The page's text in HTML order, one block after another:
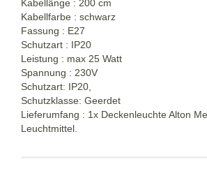
Kabellänge : 200 cm
Kabellfarbe : schwarz
Fassung : E27
Schutzart : IP20
Leistung : max 25 Watt
Spannung : 230V
Schutzart: IP20,
Schutzklasse: Geerdet
Lieferumfang : 1x Deckenleuchte Alton
Leuchtmittel.